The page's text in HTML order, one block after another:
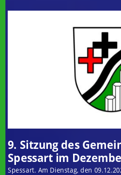
9. Sitzung des
Spessart im
Spessart. Am Dienstag, den